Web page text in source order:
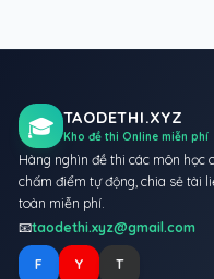
🎓 TAODETHI.XYZ
Kho đề thi Online miễn phí
Hàng nghìn đề thi các môn học
chấm điểm tự động, chia sẻ tài
toàn miễn phí.
📧taodethi.xyz@gmail.com
F Y T